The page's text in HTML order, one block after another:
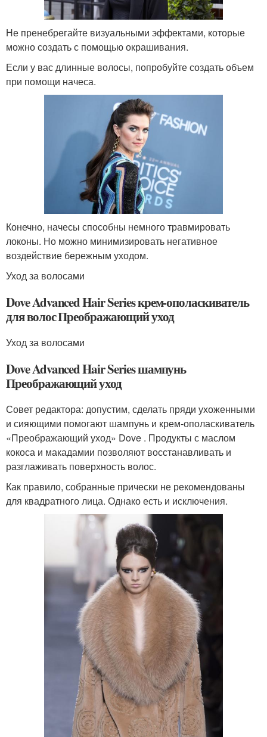
Не пренебрегайте визуальными эффектами, которые
можно создать с помощью окрашивания.
Если у вас длинные волосы, попробуйте создать объем
при помощи начеса.
Конечно, начесы способны немного травмировать
локоны. Но можно минимизировать негативное
воздействие бережным уходом.
Уход за волосами
Dove Advanced Hair Series крем-ополаскиватель
для волос Преображающий уход
Уход за волосами
Dove Advanced Hair Series шампунь
Преображающий уход
Совет редактора: допустим, сделать пряди ухоженными
и сияющими помогают шампунь и крем-ополаскиватель
«Преображающий уход» Dove . Продукты с маслом
кокоса и макадамии позволяют восстанавливать и
разглаживать поверхность волос.
Как правило, собранные прически не рекомендованы
для квадратного лица. Однако есть и исключения.